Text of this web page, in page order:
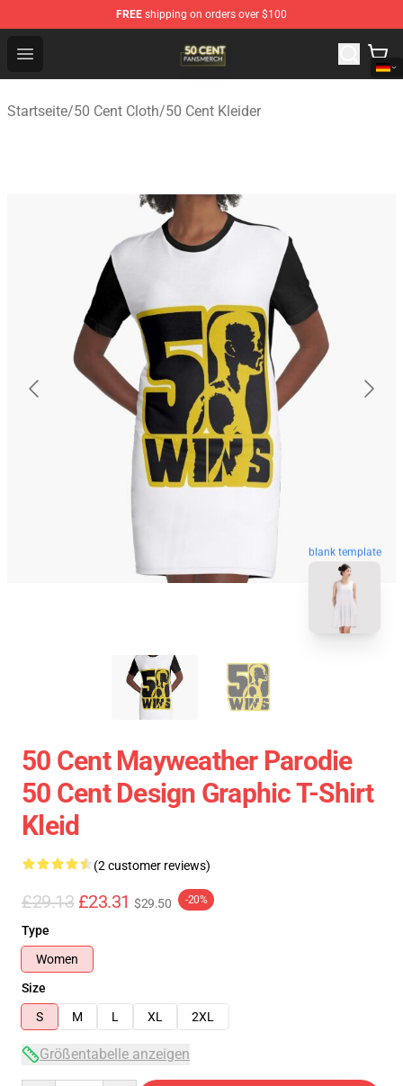
FREE shipping on orders over $100
Open menu
50 Cent Shop - Official 50 Cent Merchandise Store
Startseite/50 Cent Cloth/50 Cent Kleider
blank template
50 Cent Mayweather Parodie
50 Cent Design Graphic T-Shirt
Kleid
(2 customer reviews)
£29.13 £23.31 $29.50 -20%
Type
Women
Size
S
M L XL 2XL
Größentabelle anzeigen